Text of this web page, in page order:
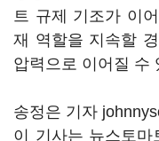
트 규제 기조가 이
재 역할을 지속할
압력으로 이어질 수
송정은 기자
이 기사는 뉴스토